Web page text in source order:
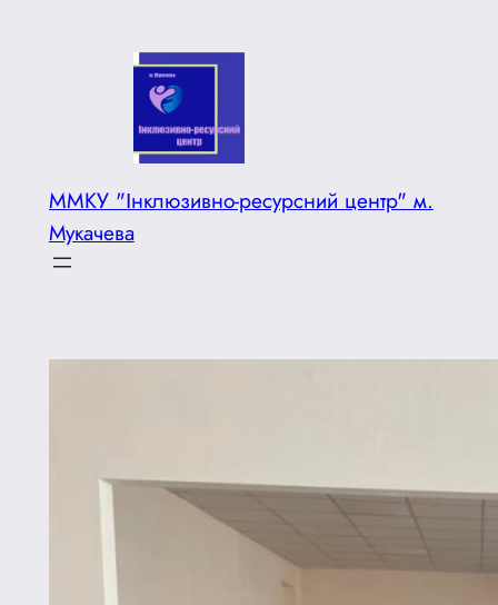
ММКУ "Інклюзивно-ресурсний центр" м.
Мукачева